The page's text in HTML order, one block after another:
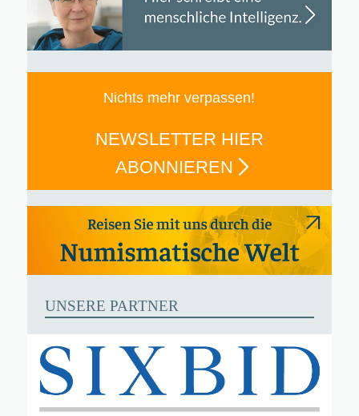
Nichts mehr verpassen!
NEWSLETTER HIER
ABONNIEREN
UNSERE PARTNER